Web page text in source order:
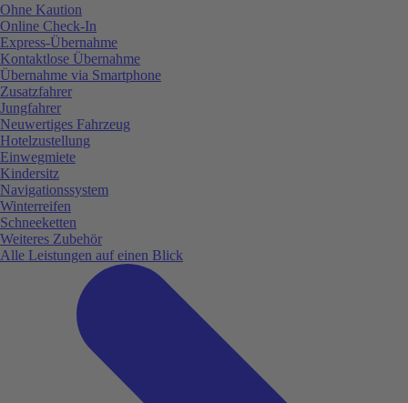
Ohne Kaution
Online Check-In
Express-Übernahme
Kontaktlose Übernahme
Übernahme via Smartphone
Zusatzfahrer
Jungfahrer
Neuwertiges Fahrzeug
Hotelzustellung
Einwegmiete
Kindersitz
Navigationssystem
Winterreifen
Schneeketten
Weiteres Zubehör
Alle Leistungen auf einen Blick